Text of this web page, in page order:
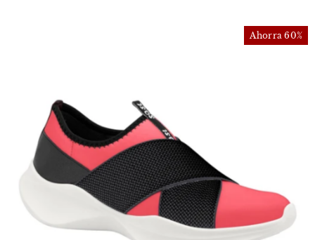
Ahorra 60%